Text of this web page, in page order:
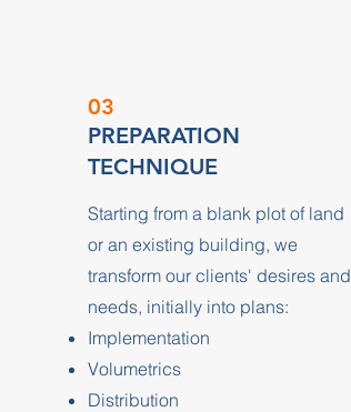
03
PREPARATION
TECHNIQUE
Starting from a blank plot of land
or an existing building, we
transform our clients' desires and
needs, initially into plans:
Implementation
Volumetrics
Distribution